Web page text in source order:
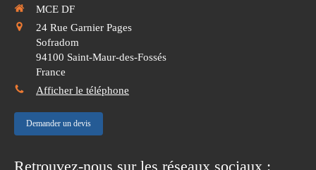
MCE DF
24 Rue Garnier Pages
Sofradom
94100 Saint-Maur-des-Fossés
France
Afficher le téléphone
Demander un devis
Retrouvez-nous sur les réseaux sociaux :